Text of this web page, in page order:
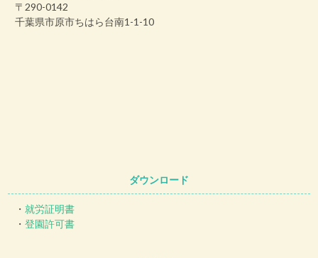
〒290-0142
千葉県市原市ちはら台南1-1-10
ダウンロード
・就労証明書
・登園許可書